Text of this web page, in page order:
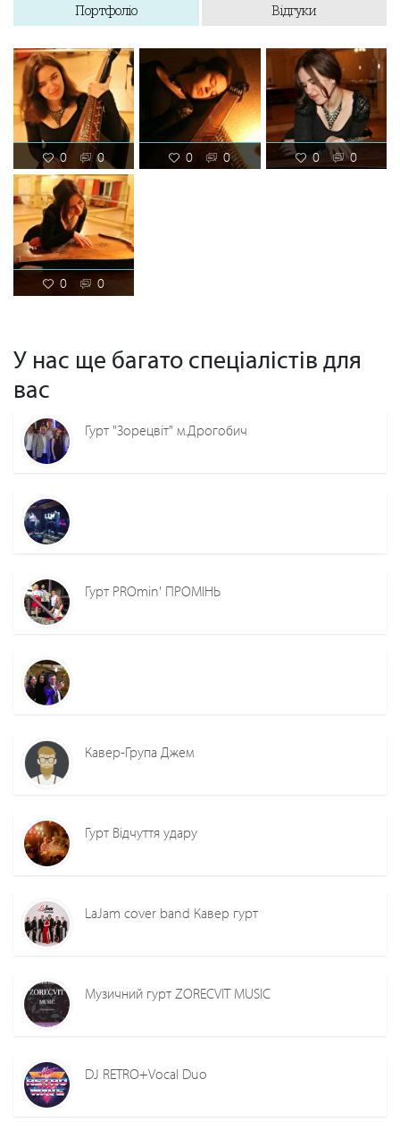
Портфоліо Відгуки
0 0 0 0 0 0
0 0
У нас ще багато спеціалістів для
вас
Гурт "Зорецвіт" м.Дрогобич
Гурт PROmin' ПРОМІНЬ
Кавер-Група Джем
Гурт Відчуття удару
LaJam cover band Кавер гурт
Музичний гурт ZORECVIT MUSIC
DJ RETRO+Vocal Duo